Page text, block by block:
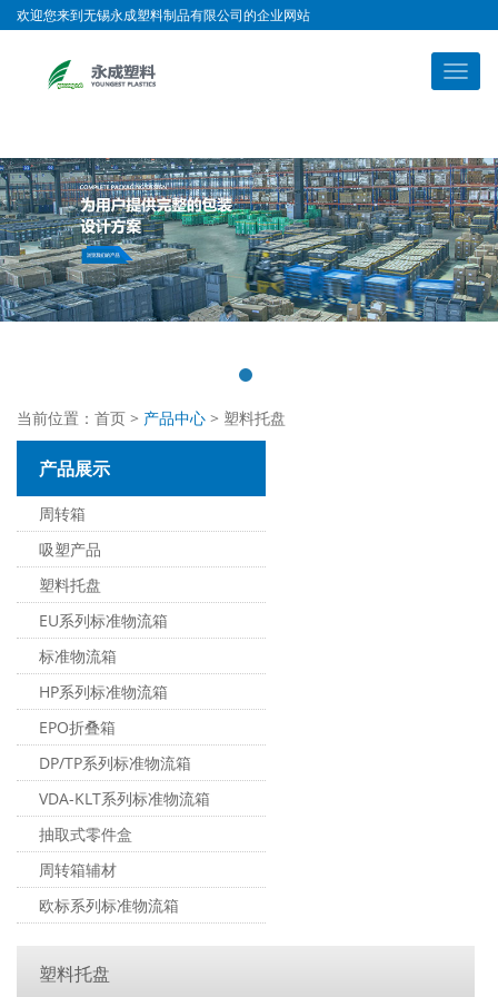
欢迎您来到无锡永成塑料制品有限公司的企业网站
当前位置： 首页 > 产品中心 > 塑料托盘
产品展示
周转箱
吸塑产品
塑料托盘
EU系列标准物流箱
标准物流箱
HP系列标准物流箱
EPO折叠箱
DP/TP系列标准物流箱
VDA-KLT系列标准物流箱
抽取式零件盒
周转箱辅材
欧标系列标准物流箱
塑料托盘